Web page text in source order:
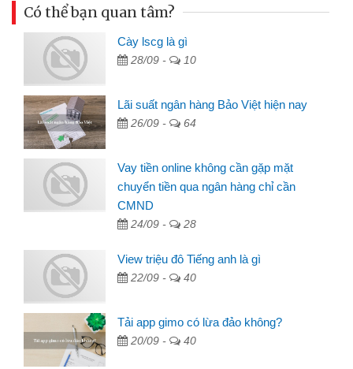
Có thể bạn quan tâm?
Cày lscg là gì
28/09 - 10
Lãi suất ngân hàng Bảo Việt hiện nay
26/09 - 64
Vay tiền online không cần gặp mặt
chuyển tiền qua ngân hàng chỉ cần
CMND
24/09 - 28
View triệu đô Tiếng anh là gì
22/09 - 40
Tải app gimo có lừa đảo không?
20/09 - 40